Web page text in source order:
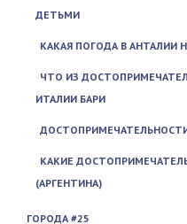
ДЕТЬМИ
КАКАЯ ПОГОДА В АНТАЛИИ
ЧТО ИЗ
ИТАЛИИ БАРИ
КАКИЕ
(АРГЕНТИНА)
ГОРОДА #25